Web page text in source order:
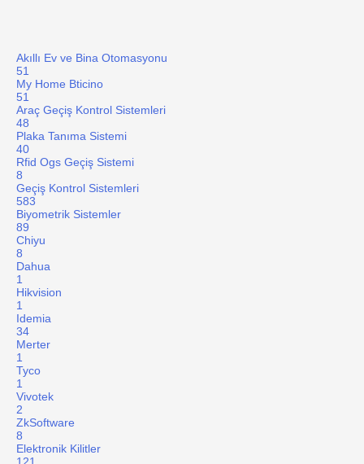
Akıllı Ev ve Bina Otomasyonu
51
My Home Bticino
51
Araç Geçiş Kontrol Sistemleri
48
Plaka Tanıma Sistemi
40
Rfid Ogs Geçiş Sistemi
8
Geçiş Kontrol Sistemleri
583
Biyometrik Sistemler
89
Chiyu
8
Dahua
1
Hikvision
1
Idemia
34
Merter
1
Tyco
1
Vivotek
2
ZkSoftware
8
Elektronik Kilitler